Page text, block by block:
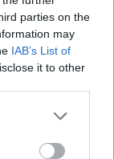
parties on the
may
IAB’s List of
it to other
γυναίκας
όλων των
και στην